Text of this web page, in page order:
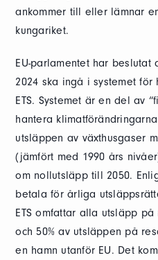
ankommer till eller lämnar
kungariket.
EU-parlamentet har
2024 ska ingå i systemet
ETS. Systemet är en del av
hantera
utsläppen av växthusgaser
(jämfört med 1990 års
om nollutsläpp till 2050.
betala för årliga
ETS omfattar alla utsläpp
och 50% av utsläppen på
en hamn utanför EU. Det